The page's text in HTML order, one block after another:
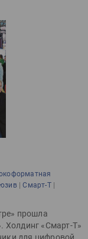
|Смарт-Т|
прошла
Холдинг «Смарт-Т»